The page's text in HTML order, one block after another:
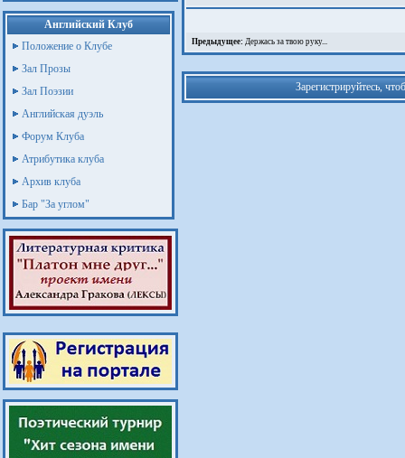
Английский Клуб
Положение о Клубе
Зал Прозы
Зал Поэзии
Английская дуэль
Форум Клуба
Атрибутика клуба
Архив клуба
Бар "За углом"
Предыдущее: Держась за твою руку...
Зарегистрируйтесь,